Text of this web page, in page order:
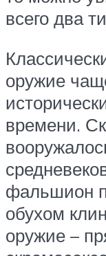
всего два
оружие
времени.
фальшион
обухом
оружие –